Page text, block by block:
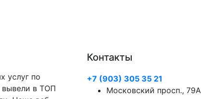
услуг по
вывели в ТОП
Контакты
+7 (903) 305 35 21
Московский просп., 79А